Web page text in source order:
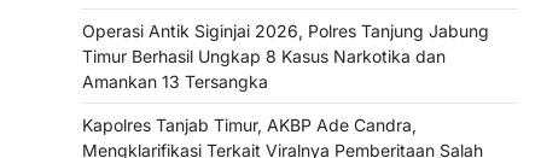
Operasi Antik Siginjai 2026, Polres Tanjung Jabung
Timur Berhasil Ungkap 8 Kasus Narkotika dan
Amankan 13 Tersangka
Kapolres Tanjab Timur, AKBP Ade Candra,
Mengklarifikasi Terkait Viralnya Pemberitaan Salah